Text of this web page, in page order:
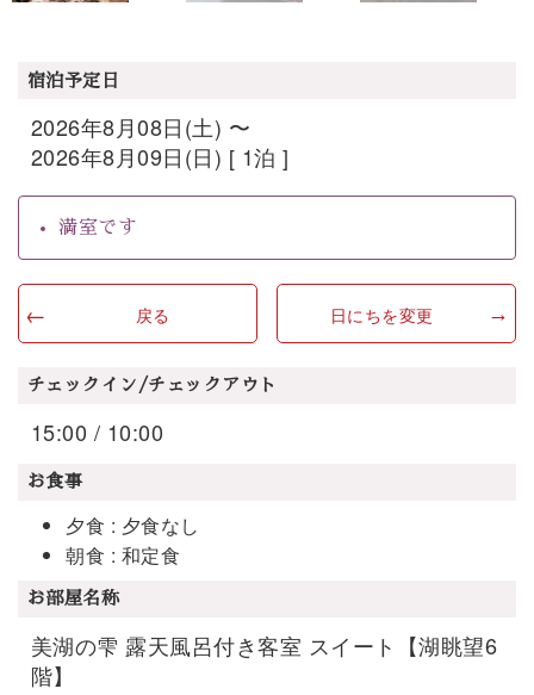
宿泊予定日
2026年8月08日(土) 〜
2026年8月09日(日) [ 1泊 ]
満室です
戻る 日にちを変更
チェックイン/チェックアウト
15:00 / 10:00
お食事
夕食 : 夕食なし
朝食 : 和定食
お部屋名称
美湖の雫 露天風呂付き客室 スイート【湖眺望6
階】